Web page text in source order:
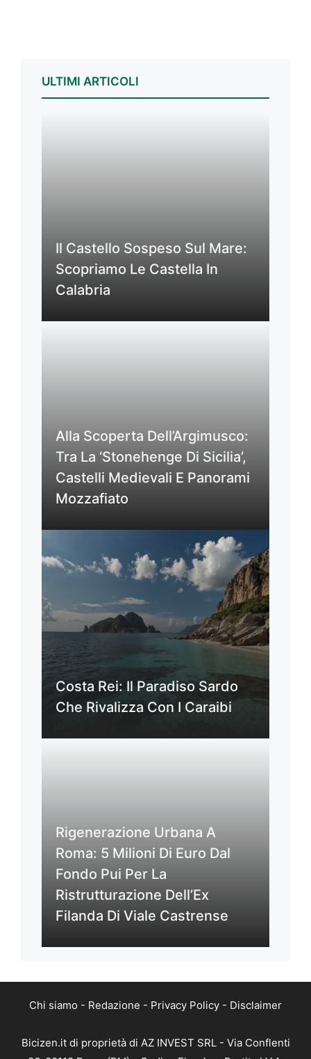
ULTIMI ARTICOLI
Il Castello Sospeso Sul Mare:
Scopriamo Le Castella In
Calabria
Alla Scoperta Dell’Argimusco:
Tra La ‘Stonehenge Di Sicilia’,
Castelli Medievali E Panorami
Mozzafiato
Costa Rei: Il Paradiso Sardo
Che Rivalizza Con I Caraibi
Rigenerazione Urbana A
Roma: 5 Milioni Di Euro Dal
Fondo Pui Per La
Ristrutturazione Dell’Ex
Filanda Di Viale Castrense
Chi siamo - Redazione - Privacy Policy - Disclaimer
Bicizen.it di proprietà di AZ INVEST SRL - Via Conflenti